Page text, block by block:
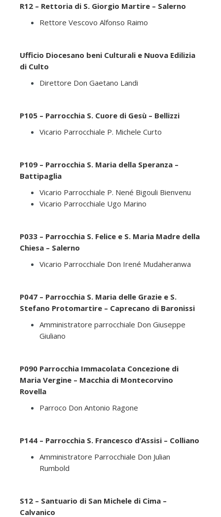
R12 – Rettoria di S. Giorgio Martire – Salerno
Rettore Vescovo Alfonso Raimo
Ufficio Diocesano beni Culturali e Nuova Edilizia
di Culto
Direttore Don Gaetano Landi
P105 – Parrocchia S. Cuore di Gesù – Bellizzi
Vicario Parrocchiale P. Michele Curto
P109 – Parrocchia S. Maria della Speranza –
Battipaglia
Vicario Parrocchiale P. Nené Bigouli Bienvenu
Vicario Parrocchiale Ugo Marino
P033 – Parrocchia S. Felice e S. Maria Madre della
Chiesa – Salerno
Vicario Parrocchiale Don Irené Mudaheranwa
P047 – Parrocchia S. Maria delle Grazie e S.
Stefano Protomartire – Caprecano di Baronissi
Amministratore parrocchiale Don Giuseppe
Giuliano
P090 Parrocchia Immacolata Concezione di
Maria Vergine – Macchia di Montecorvino
Rovella
Parroco Don Antonio Ragone
P144 – Parrocchia S. Francesco d’Assisi – Colliano
Amministratore Parrocchiale Don Julian
Rumbold
S12 – Santuario di San Michele di Cima –
Calvanico